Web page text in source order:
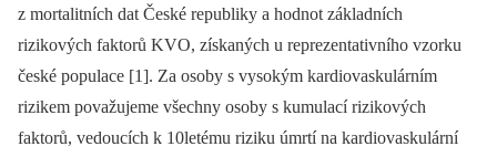
z mortalitních dat České republiky a hodnot základních
rizikových faktorů KVO, získaných u reprezentativního vzorku
české populace [1]. Za osoby s vysokým kardiovaskulárním
rizikem považujeme všechny osoby s kumulací rizikových
faktorů, vedoucích k 10letému riziku úmrtí na kardiovaskulární